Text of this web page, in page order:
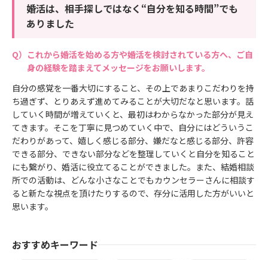
婚活は、相手探しではなく“自分を知る時間”でも
ありました
これから婚活を始める方や婚活を検討されている方へ、ご自
身の経験を踏まえてメッセージをお願いします。
自分の感覚を一番大切にすること、その上であまりこだわりを持
ち過ぎず、とりあえず進めてみることが大切だなと思います。話
していく時間が増えていくと、最初はわからなかった部分が見え
てきます。そこを丁寧に見つめていく中で、自分にはどういうこ
だわりがあって、嬉しく感じる部分、嫌だなと感じる部分、許容
できる部分、できない部分などを整理していくと自分を知ること
にも繋がり、婚活に役立てることができました。また、結婚相談
所での活動は、どんな小さなことでもカウンセラーさんに相談す
ると新たな視点を頂けたりするので、存分に活用した方がいいと
思います。
おすすめキーワード